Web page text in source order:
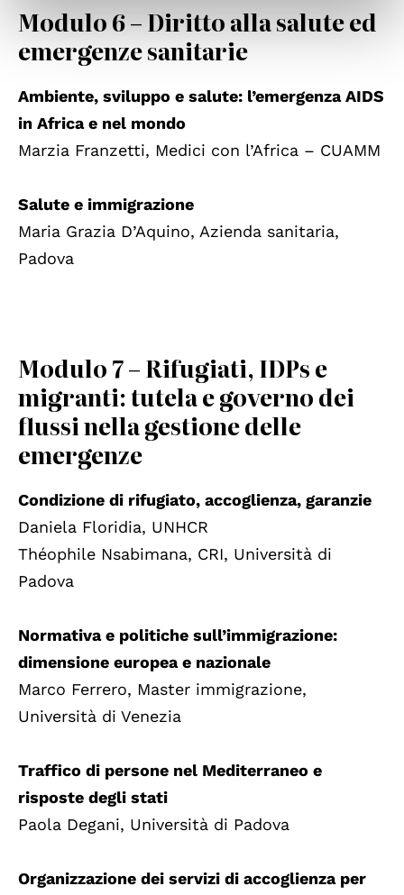
Modulo 6 – Diritto alla salute ed
emergenze sanitarie
Ambiente, sviluppo e salute: l’emergenza AIDS
in Africa e nel mondo
Marzia Franzetti, Medici con l’Africa – CUAMM
Salute e immigrazione
Maria Grazia D’Aquino, Azienda sanitaria,
Padova
Modulo 7 – Rifugiati, IDPs e
migranti: tutela e governo dei
flussi nella gestione delle
emergenze
Condizione di rifugiato, accoglienza, garanzie
Daniela Floridia, UNHCR
Théophile Nsabimana, CRI, Università di
Padova
Normativa e politiche sull’immigrazione:
dimensione europea e nazionale
Marco Ferrero, Master immigrazione,
Università di Venezia
Traffico di persone nel Mediterraneo e
risposte degli stati
Paola Degani, Università di Padova
Organizzazione dei servizi di accoglienza per